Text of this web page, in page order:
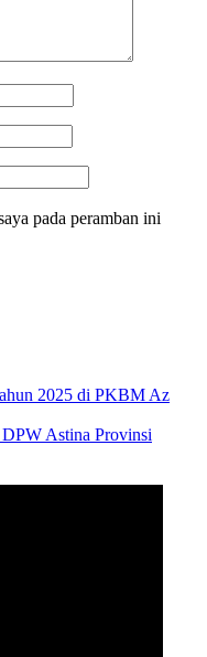
pada peramban ini
2025 di PKBM Az
Astina Provinsi